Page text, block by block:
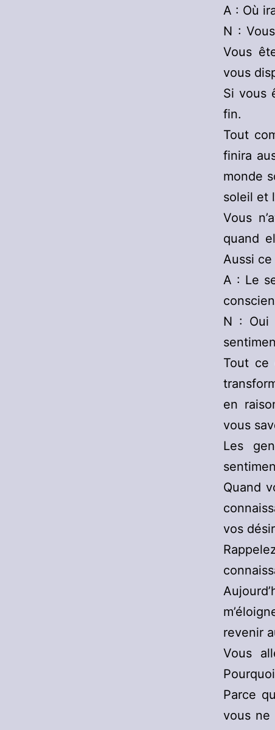
A : Où
N :
Vous
vous
Si vous
fin.
Tout
finira
monde
soleil et
Vous
quand
Aussi
A : Le
N : Oui
Tout ce
en
vous
Les
Quand
vos
revenir
Vous
Parce
vous ne